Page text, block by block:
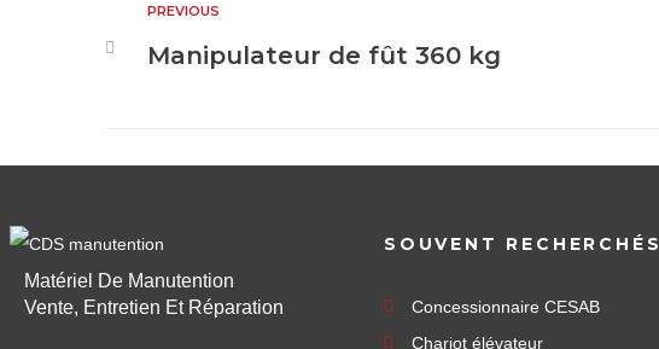
PREVIOUS
Manipulateur de fût 360 kg
Matériel De Manutention
Vente, Entretien Et Réparation
SOUVENT RECHERCHÉS
Concessionnaire CESAB
Chariot élévateur